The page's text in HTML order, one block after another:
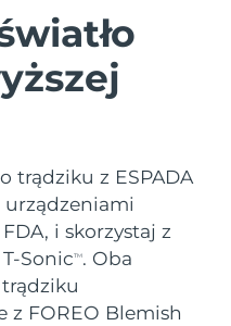
trądziku z ESPADA
urządzeniami
i skorzystaj z
SonicTM. Oba
z FOREO Blemish